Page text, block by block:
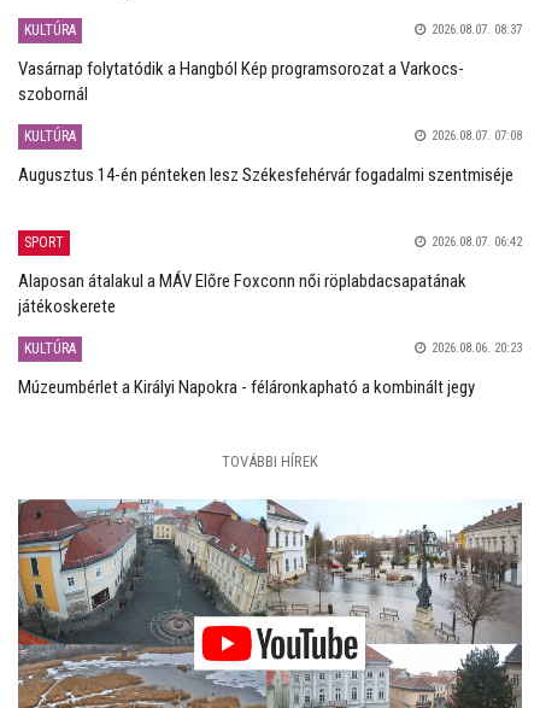
KULTÚRA 2026.08.07. 08:37
Vasárnap folytatódik a Hangból Kép programsorozat a Varkocs-
szobornál
KULTÚRA 2026.08.07. 07:08
Augusztus 14-én pénteken lesz Székesfehérvár fogadalmi szentmiséje
SPORT 2026.08.07. 06:42
Alaposan átalakul a MÁV Előre Foxconn női röplabdacsapatának
játékoskerete
KULTÚRA 2026.08.06. 20:23
Múzeumbérlet a Királyi Napokra - féláronkapható a kombinált jegy
TOVÁBBI HÍREK